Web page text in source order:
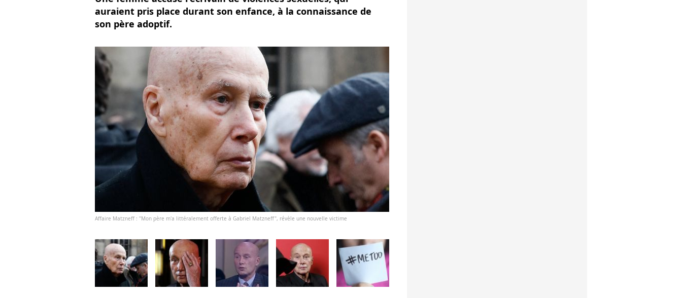
auraient pris place durant son enfance, à la connaissance de
son père adoptif.
Affaire Matzneff : "Mon père m'a littéralement offerte à Gabriel Matzneff", révèle une nouvelle victime